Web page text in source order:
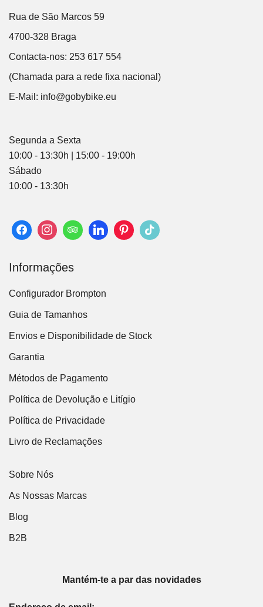
Rua de São Marcos 59
4700-328 Braga
Contacta-nos: 253 617 554
(Chamada para a rede fixa nacional)
E-Mail: info@gobybike.eu
Segunda a Sexta
10:00 - 13:30h | 15:00 - 19:00h
Sábado
10:00 - 13:30h
Informações
Configurador Brompton
Guia de Tamanhos
Envios e Disponibilidade de Stock
Garantia
Métodos de Pagamento
Política de Devolução e Litígio
Política de Privacidade
Livro de Reclamações
Sobre Nós
As Nossas Marcas
Blog
B2B
Mantém-te a par das novidades